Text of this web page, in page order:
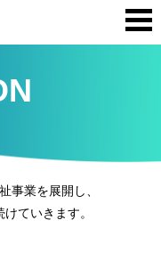
事業を展開し、
ていきます。